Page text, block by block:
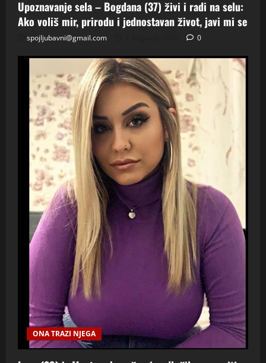
Upoznavanje sela – Bogdana (37) živi i radi na selu:
Ako voliš mir, prirodu i jednostavan život, javi mi se
spojljubavni@gmail.com 0
ONA TRAZI NJEGA